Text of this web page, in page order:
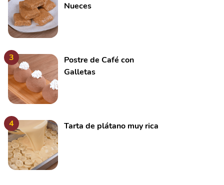
Nueces
3
Postre de Café con
Galletas
4 Tarta de plátano muy rica